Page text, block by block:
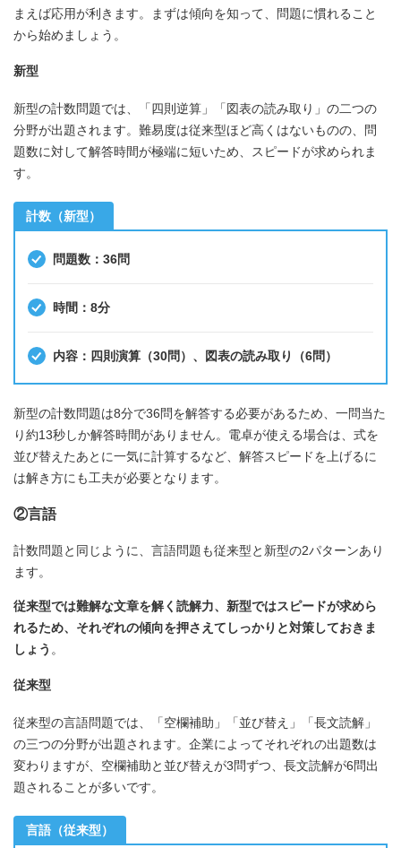
まえば応用が利きます。まずは傾向を知って、問題に慣れること
から始めましょう。
新型
新型の計数問題では、「四則逆算」「図表の読み取り」の二つの
分野が出題されます。難易度は従来型ほど高くはないものの、問
題数に対して解答時間が極端に短いため、スピードが求められま
す。
計数（新型）
問題数：36問
時間：8分
内容：四則演算（30問）、図表の読み取り（6問）
新型の計数問題は8分で36問を解答する必要があるため、一問当た
り約13秒しか解答時間がありません。電卓が使える場合は、式を
並び替えたあとに一気に計算するなど、解答スピードを上げるに
は解き方にも工夫が必要となります。
②言語
計数問題と同じように、言語問題も従来型と新型の2パターンあり
ます。
従来型では難解な文章を解く読解力、新型ではスピードが求めら
れるため、それぞれの傾向を押さえてしっかりと対策しておきま
しょう 。
従来型
従来型の言語問題では、「空欄補助」「並び替え」「長文読解」
の三つの分野が出題されます。企業によってそれぞれの出題数は
変わりますが、空欄補助と並び替えが3問ずつ、長文読解が6問出
題されることが多いです。
言語（従来型）